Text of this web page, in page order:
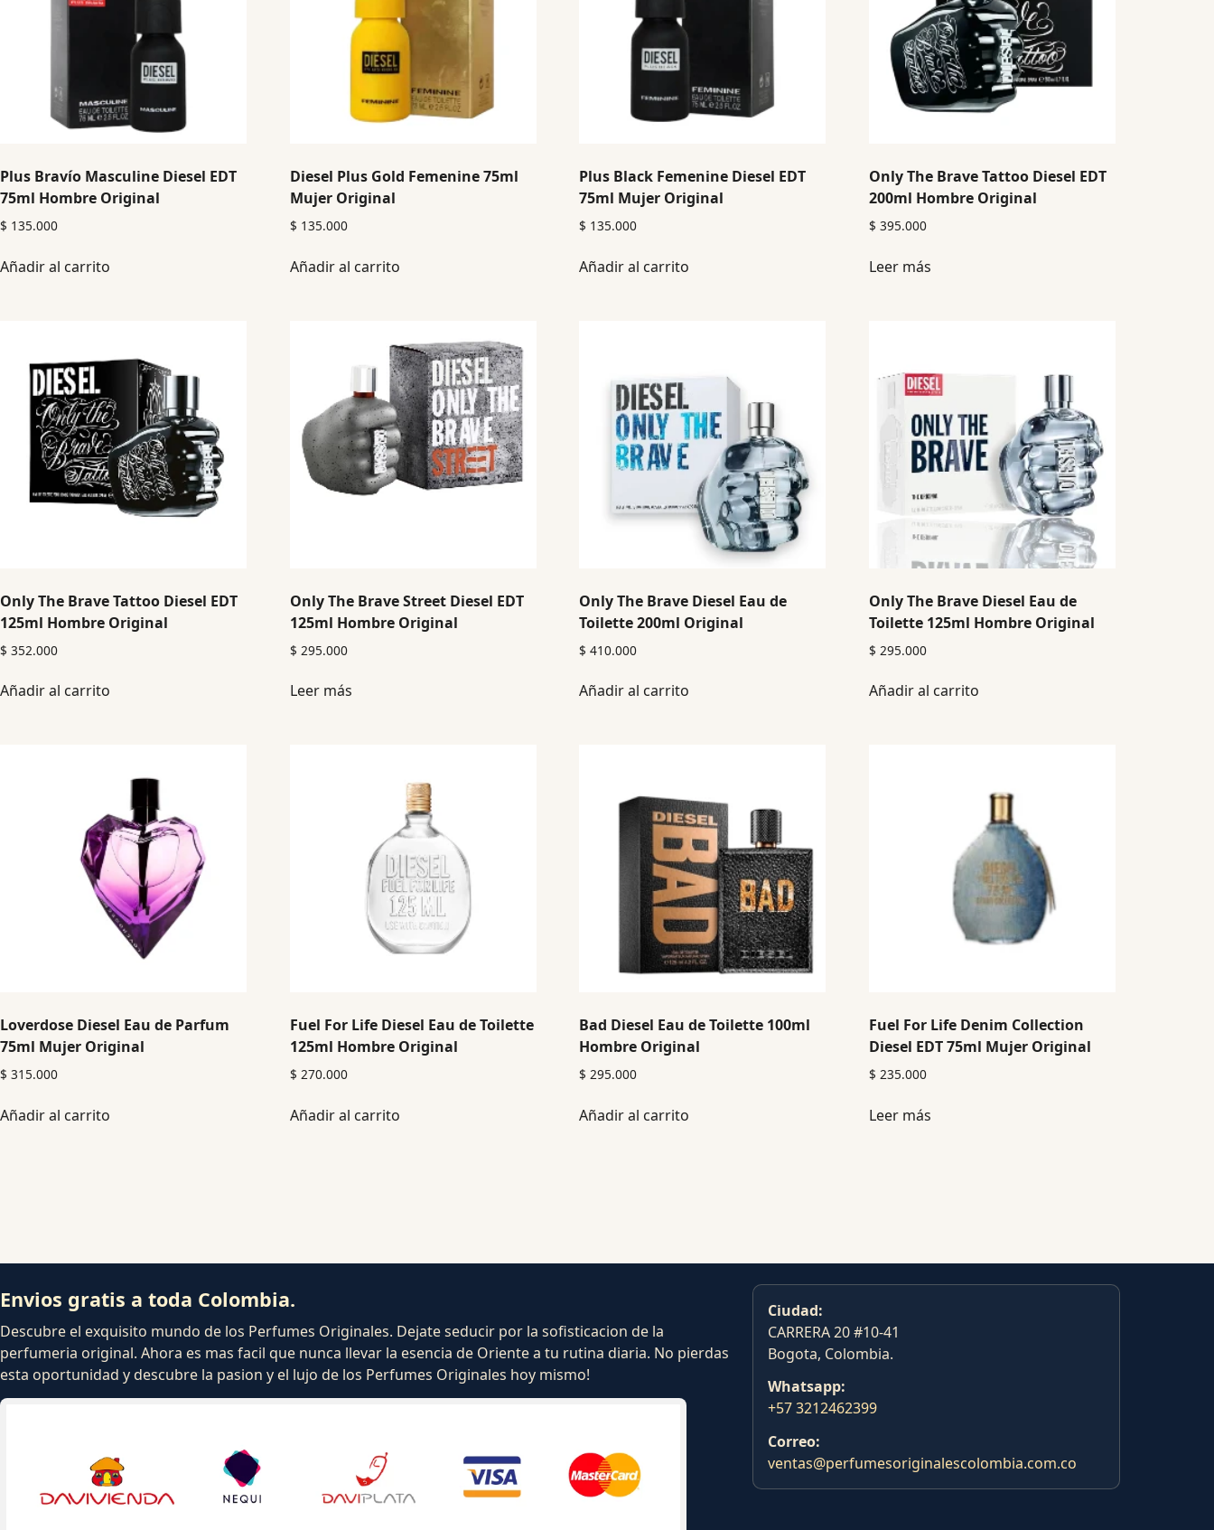
Plus Bravío Masculine Diesel EDT
75ml Hombre Original
$ 135.000
Añadir al carrito
Diesel Plus Gold Femenine 75ml
Mujer Original
$ 135.000
Añadir al carrito
Plus Black Femenine Diesel EDT
75ml Mujer Original
$ 135.000
Añadir al carrito
Only The Brave Tattoo Diesel EDT
200ml Hombre Original
$ 395.000
Leer más
Only The Brave Tattoo Diesel EDT
125ml Hombre Original
$ 352.000
Añadir al carrito
Only The Brave Street Diesel EDT
125ml Hombre Original
$ 295.000
Leer más
Only The Brave Diesel Eau de
Toilette 200ml Original
$ 410.000
Añadir al carrito
Only The Brave Diesel Eau de
Toilette 125ml Hombre Original
$ 295.000
Añadir al carrito
Loverdose Diesel Eau de Parfum
75ml Mujer Original
$ 315.000
Añadir al carrito
Fuel For Life Diesel Eau de Toilette
125ml Hombre Original
$ 270.000
Añadir al carrito
Bad Diesel Eau de Toilette 100ml
Hombre Original
$ 295.000
Añadir al carrito
Fuel For Life Denim Collection
Diesel EDT 75ml Mujer Original
$ 235.000
Leer más
Envios gratis a toda Colombia.
Descubre el exquisito mundo de los Perfumes Originales. Dejate seducir por la sofisticacion de la
perfumeria original. Ahora es mas facil que nunca llevar la esencia de Oriente a tu rutina diaria. No pierdas
esta oportunidad y descubre la pasion y el lujo de los Perfumes Originales hoy mismo!
Ciudad:
CARRERA 20 #10-41
Bogota, Colombia.
Whatsapp:
+57 3212462399
Correo:
ventas@perfumesoriginalescolombia.com.co